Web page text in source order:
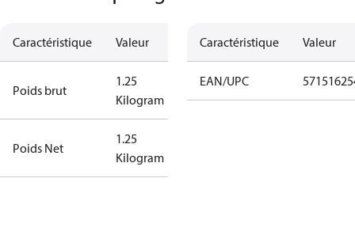
Caractéristique Valeur
Poids brut
1.25
Kilogram
Poids Net
1.25
Kilogram
Caractéristique Valeur
EAN/UPC